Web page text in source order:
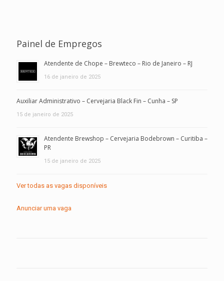
Painel de Empregos
Atendente de Chope – Brewteco – Rio de Janeiro – RJ
16 de janeiro de 2025
Auxiliar Administrativo – Cervejaria Black Fin – Cunha – SP
15 de janeiro de 2025
Atendente Brewshop – Cervejaria Bodebrown – Curitiba –
PR
15 de janeiro de 2025
Ver todas as vagas disponíveis
Anunciar uma vaga